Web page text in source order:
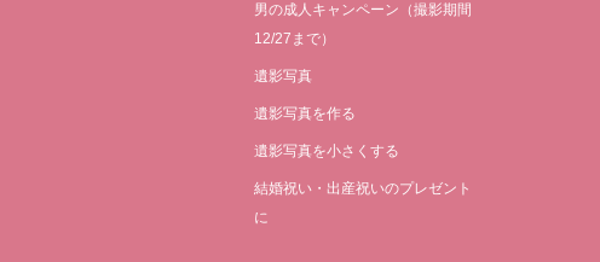
男の成人キャンペーン（撮影期間
12/27まで）
遺影写真
遺影写真を作る
遺影写真を小さくする
結婚祝い・出産祝いのプレゼント
に